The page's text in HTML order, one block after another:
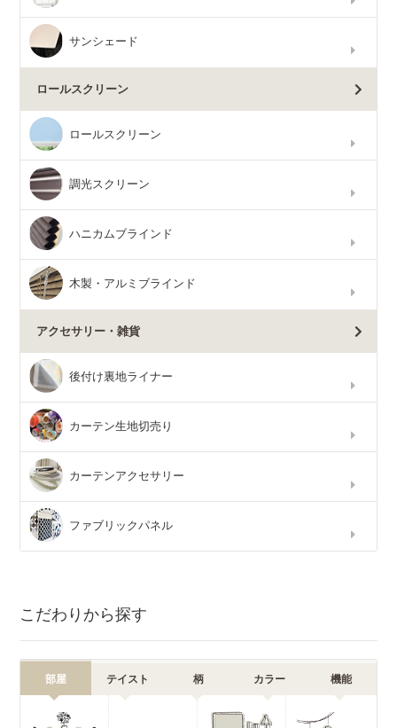
サンシェード
ロールスクリーン
ロールスクリーン
調光スクリーン
ハニカムブラインド
木製・アルミブラインド
アクセサリー・雑貨
後付け裏地ライナー
カーテン生地切売り
カーテンアクセサリー
ファブリックパネル
こだわりから探す
部屋 テイスト 柄 カラー 機能